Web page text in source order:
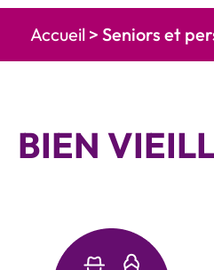
Accueil > Seniors et
BIEN